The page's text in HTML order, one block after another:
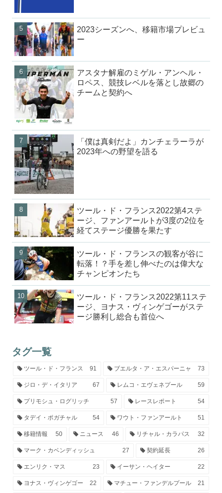
2023シーズンへ、移籍市場プレビュ
ー
アスタナ解雇のミゲル・アンヘル・
ロペス、競技レベルを落とし故郷の
チームと契約へ
「僕は真剣だよ」カンチェラーラが
2023年への野望を語る
ツール・ド・フランス2022第4ステ
ージ、ファンアールトが3度の2位を
経てステージ優勝を果たす
ツール・ド・フランスの観客が谷に
転落！？手を差し伸べたのは偉大な
チャンピオンたち
ツール・ド・フランス2022第11ステ
ージ、ヨナス・ヴィンゲゴーがステ
ージ勝利し総合も首位へ
タグ一覧
ツール・ド・フランス 91 ブエルタ・ア・エスパーニャ 73
ジロ・デ・イタリア 67 レムコ・エヴェネプール 59
プリモシュ・ログリッチ 57 レースレポート 54
タデイ・ポガチャル 54 ワウト・ファンアールト 51
移籍情報 50 ニュース 46 リチャル・カラパス 32
マーク・カベンディッシュ 27 契約延長 26
エンリク・マス 23 イーサン・ヘイター 22
ヨナス・ヴィンゲゴー 22 マチュー・ファンデルプール 21